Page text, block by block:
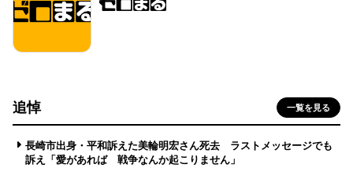
追悼 一覧を見る
長崎市出身・平和訴えた美輪明宏さん死去 ラストメッセージでも
訴え「愛があれば 戦争なんか起こりません」